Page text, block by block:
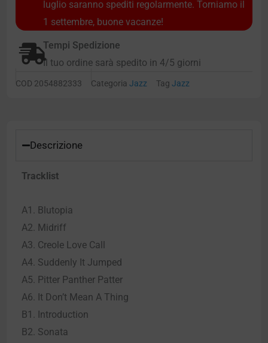
luglio saranno spediti regolarmente. Torniamo il
1 settembre, buone vacanze!
Tempi Spedizione
Il tuo ordine sarà spedito in 4/5 giorni
COD 2054882333 Categoria Jazz Tag Jazz
Descrizione
Tracklist
A1. Blutopia
A2. Midriff
A3. Creole Love Call
A4. Suddenly It Jumped
A5. Pitter Panther Patter
A6. It Don’t Mean A Thing
B1. Introduction
B2. Sonata